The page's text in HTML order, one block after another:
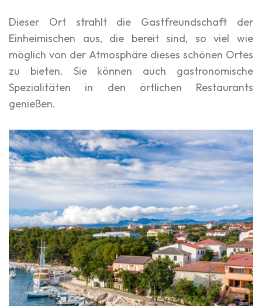
Dieser Ort strahlt die Gastfreundschaft der
Einheimischen aus, die bereit sind, so viel wie
möglich von der Atmosphäre dieses schönen Ortes
zu bieten. Sie können auch gastronomische
Spezialitäten in den örtlichen Restaurants
genießen.